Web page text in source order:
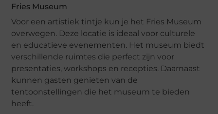
Fries Museum
Voor een artistiek tintje kun je het Fries Museum
overwegen. Deze locatie is ideaal voor culturele
en educatieve evenementen. Het museum biedt
verschillende ruimtes die perfect zijn voor
presentaties, workshops en recepties. Daarnaast
kunnen gasten genieten van de
tentoonstellingen die het museum te bieden
heeft.